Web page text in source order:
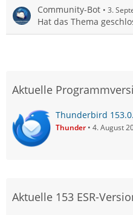
Community-Bot 3.
Hat das Thema
Aktuelle
Thunderbird
Thunder 4. August
Aktuelle 153 ESR-